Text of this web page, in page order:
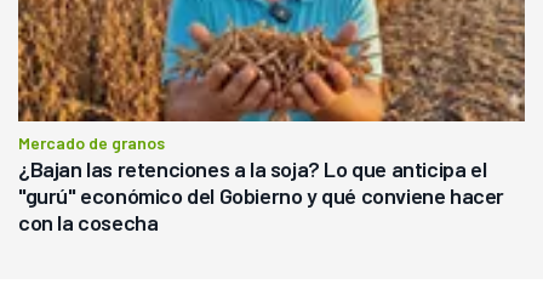
Mercado de granos
¿Bajan las retenciones a la soja? Lo que anticipa el
"gurú" económico del Gobierno y qué conviene hacer
con la cosecha